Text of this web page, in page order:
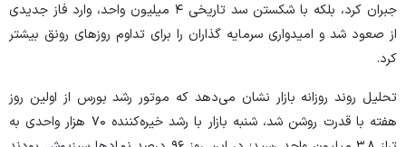
جبران کرد، بلکه با شکستن سد تاریخی ۴ میلیون واحد، وارد فاز جدیدی
از صعود شد و امیدواری سرمایه گذاران را برای تداوم روز‌های رونق بیشتر
کرد.
تحلیل روند روزانه بازار نشان می‌دهد که موتور رشد بورس از اولین روز
هفته با قدرت روشن شد، شنبه بازار با رشد خیره‌کننده ۷۰ هزار واحدی به